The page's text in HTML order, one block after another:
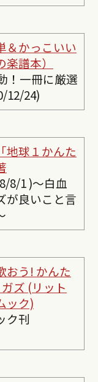
＆かっこいい
譜本）
！一冊に厳選
12/24)
地球１かんた
8/1 )〜白血
が良いこと言
おう! かんた
ズ (リット
ック)
ク刊